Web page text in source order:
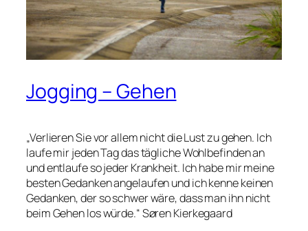
Jogging – Gehen
„Verlieren Sie vor allem nicht die Lust zu gehen. Ich
laufe mir jeden Tag das tägliche Wohlbefinden an
und entlaufe so jeder Krankheit. Ich habe mir meine
besten Gedanken angelaufen und ich kenne keinen
Gedanken, der so schwer wäre, dass man ihn nicht
beim Gehen los würde.“ Søren Kierkegaard